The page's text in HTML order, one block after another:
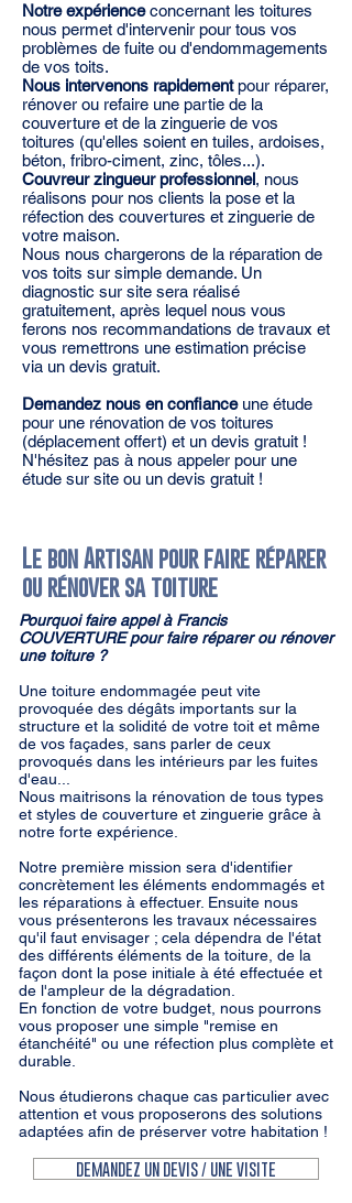
Notre expérienceconcernant les toitures
nous permet d'intervenir pour tous vos
problèmes de fuite ou d'endommagements
de vos toits.
Nous intervenons rapidementpour réparer,
rénover ou refaire une partie de la
couverture et de la zinguerie de vos
toitures (qu'elles soient en tuiles, ardoises,
béton, fribro-ciment, zinc, tôles...).
Couvreur zingueur professionnel, nous
réalisons pour nos clients la pose et la
réfection des couvertures et zinguerie de
votre maison.
Nous nous chargerons de la réparation de
vos toits sur simple demande. Un
diagnostic sur site sera réalisé
gratuitement, après lequel nous vous
ferons nos recommandations de travaux et
vous remettrons une estimation précise
via un devis gratuit.
Demandez nous en confianceune étude
pour une rénovation de vos toitures
(déplacement offert) et un devis gratuit !
N'hésitez pas à nous appeler pour une
étude sur site ou un devis gratuit !
Le bon Artisan pour faire réparer
ou rénover sa toiture
Pourquoi faire appel à Francis
COUVERTURE pour faire réparer ou rénover
une toiture ?
Une toiture endommagée peut vite
provoquée des dégâts importants sur la
structure et la solidité de votre toit et même
de vos façades, sans parler de ceux
provoqués dans les intérieurs par les fuites
d'eau...
Nous maitrisons la rénovation de tous types
et styles de couverture et zinguerie grâce à
notre forte expérience.
Notre première mission sera d'identifier
concrètement les éléments endommagés et
les réparations à effectuer. Ensuite nous
vous présenterons les travaux nécessaires
qu'il faut envisager ; cela dépendra de l'état
des différents éléments de la toiture, de la
façon dont la pose initiale à été effectuée et
de l'ampleur de la dégradation.
En fonction de votre budget, nous pourrons
vous proposer une simple "remise en
étanchéité" ou une réfection plus complète et
durable.
Nous étudierons chaque cas particulier avec
attention et vous proposerons des solutions
adaptées afin de préserver votre habitation !
DEMANDEZ UN DEVIS / UNE VISITE